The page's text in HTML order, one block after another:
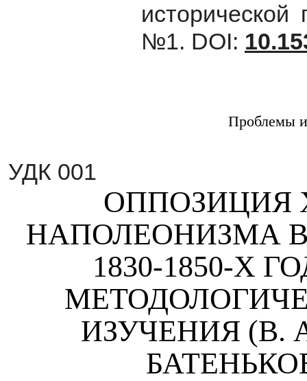
№1. DOI:
Проблемы
УДК 001
ОППОЗИЦИЯ
НАПОЛЕОНИЗМА В
1830-1850-Х
ИЗУЧЕНИЯ (В.